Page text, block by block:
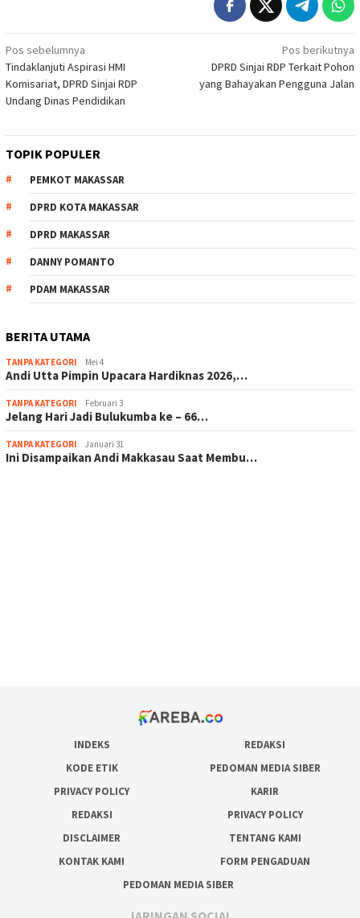
Navigasi
pos
Pos sebelumnya
Tindaklanjuti Aspirasi HMI
Komisariat, DPRD Sinjai RDP
Undang Dinas Pendidikan
Pos berikutnya
DPRD Sinjai RDP Terkait Pohon
yang Bahayakan Pengguna Jalan
TOPIK POPULER
PEMKOT MAKASSAR
DPRD KOTA MAKASSAR
DPRD MAKASSAR
DANNY POMANTO
PDAM MAKASSAR
BERITA UTAMA
TANPA KATEGORI Mei 4
Andi Utta Pimpin Upacara Hardiknas 2026,…
TANPA KATEGORI Februari 3
Jelang Hari Jadi Bulukumba ke – 66…
TANPA KATEGORI Januari 31
Ini Disampaikan Andi Makkasau Saat Membu…
INDEKS
REDAKSI
KODE ETIK
PEDOMAN MEDIA SIBER
PRIVACY POLICY
KARIR
REDAKSI
PRIVACY POLICY
DISCLAIMER
TENTANG KAMI
KONTAK KAMI
FORM PENGADUAN
PEDOMAN MEDIA SIBER